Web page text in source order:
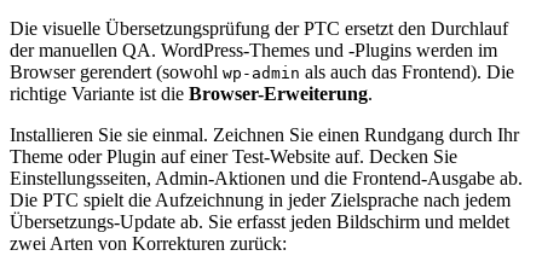
Die visuelle Übersetzungsprüfung der PTC ersetzt den Durchlauf
der manuellen QA. WordPress-Themes und -Plugins werden im
Browser gerendert (sowohl wp-admin als auch das Frontend). Die
richtige Variante ist die Browser-Erweiterung.
Installieren Sie sie einmal. Zeichnen Sie einen Rundgang durch Ihr
Theme oder Plugin auf einer Test-Website auf. Decken Sie
Einstellungsseiten, Admin-Aktionen und die Frontend-Ausgabe ab.
Die PTC spielt die Aufzeichnung in jeder Zielsprache nach jedem
Übersetzungs-Update ab. Sie erfasst jeden Bildschirm und meldet
zwei Arten von Korrekturen zurück: